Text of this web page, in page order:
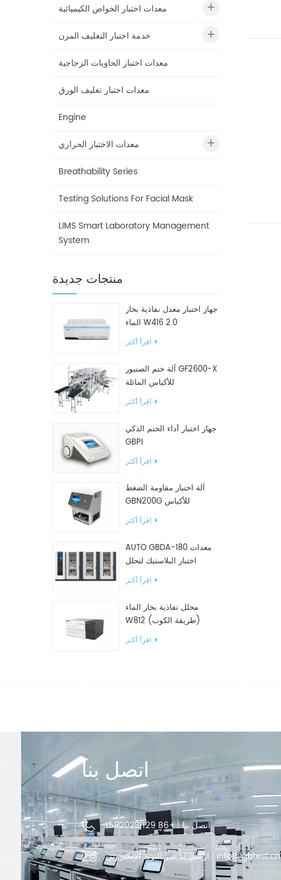
معدات اختبار الخواص الكيميائية
خدمة اختبار التغليف المرن
معدات اختبار الحاويات الزجاجية
معدات اختبار تغليف الورق
Engine
معدات الاختبار الحراري
Breathability Series
Testing Solutions For Facial Mask
LIMS Smart Laboratory Management
System
منتجات جديدة
جهاز اختبار معدل نفاذية بخار
الماء W416 2.0
اقرأ أكثر
آلة ختم الصنبور GF2600-X
للأكياس المائلة
اقرأ أكثر
جهاز اختبار أداء الختم الذكي
GBPI
اقرأ أكثر
آلة اختبار مقاومة الضغط
GBN200G للأكياس
البلاستيكية
اقرأ أكثر
AUTO GBDA-180 معدات
اختبار البلاستيك لتحلل
السماد
اقرأ أكثر
محلل نفاذية بخار الماء
W812 (طريقة الكوب)
اقرأ أكثر
اتصل بنا
اتصل بنا :+86 15820231129
ارسل لنا عبر البريد الإلكتروني :info@gbtest.cn